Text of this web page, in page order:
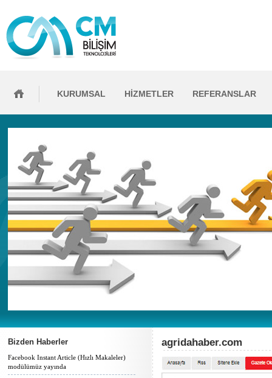
KURUMSAL HİZMETLER REFERANSLAR
Bizden Haberler
Facebook Instant Article (Hızlı Makaleler)
modülümüz yayında
agridahaber.com